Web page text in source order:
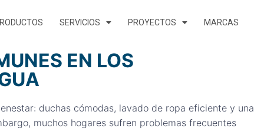
SERVICIOS PROYECTOS MARCAS
EN LOS
duchas cómodas, lavado de ropa eficiente y una
muchos hogares sufren problemas frecuentes